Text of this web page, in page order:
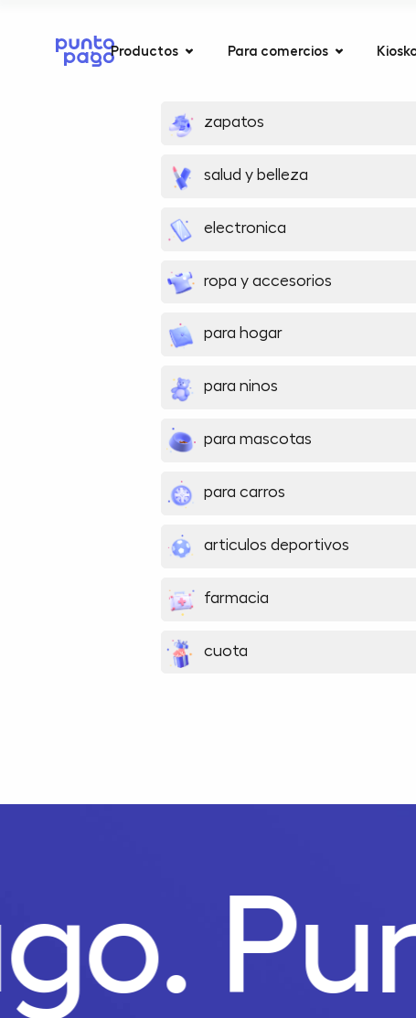
Productos Para comercios
zapatos
salud y belleza
electronica
ropa y accesorios
para hogar
para ninos
para mascotas
para carros
articulos deportivos
farmacia
cuota